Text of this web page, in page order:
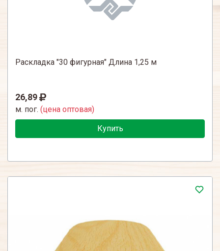
Раскладка "30 фигурная" Длина 1,25 м
26,89
м. пог. (цена оптовая)
Купить